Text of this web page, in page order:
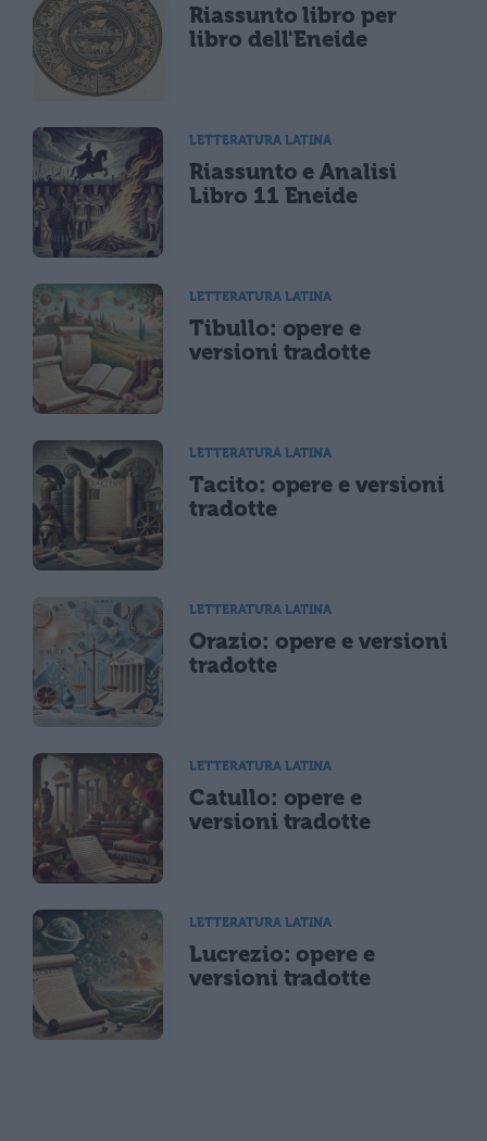
Riassunto libro per
libro dell'Eneide
LETTERATURA LATINA
Riassunto e Analisi
Libro 11 Eneide
LETTERATURA LATINA
Tibullo: opere e
versioni tradotte
LETTERATURA LATINA
Tacito: opere e versioni
tradotte
LETTERATURA LATINA
Orazio: opere e versioni
tradotte
LETTERATURA LATINA
Catullo: opere e
versioni tradotte
LETTERATURA LATINA
Lucrezio: opere e
versioni tradotte